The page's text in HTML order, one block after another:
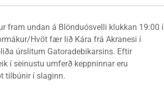
fram undan á Blönduósvelli klukkan 19:00 í
Hvöt fær lið Kára frá Akranesi í
úrslitum Gatoradebikarsins. Eftir
í seinustu umferð keppninnar eru
tilbúnir í slaginn.